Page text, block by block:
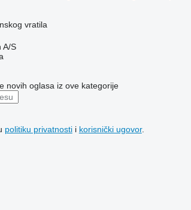
vratila
A/S
novih oglasa iz ove kategorije
politiku privatnostii korisnički ugovor.